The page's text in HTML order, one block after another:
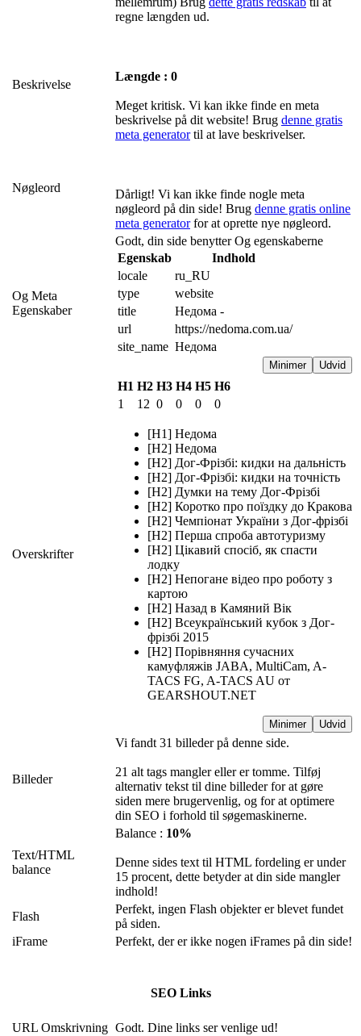
regne længden ud.
Beskrivelse
Længde : 0
Meget kritisk. Vi kan ikke finde en meta
beskrivelse på dit website! Brug denne gratis
meta generatortil at lave beskrivelser.
Nøgleord
Dårligt! Vi kan ikke finde nogle meta
nøgleord på din side! Brug denne gratis online
meta generatorfor at oprette nye nøgleord.
Og Meta
Egenskaber
Godt, din side benytter Og egenskaberne
Egenskab
Indhold
locale
ru_RU
type
website
title
Недома -
url
https://nedoma.com.ua/
site_name Недома
Udvid
Minimer
Overskrifter
H1 H2 H3 H4 H5 H6
1
12 0 0 0 0
[H1] Недома
[H2] Недома
[H2] Дог-Фрізбі: кидки на дальність
[H2] Дог-Фрізбі: кидки на точність
[H2] Думки на тему Дог-Фрізбі
[H2] Коротко про поїздку до Кракова
[H2] Чемпіонат України з Дог-фрізбі
[H2] Перша спроба автотуризму
[H2] Цікавий спосіб, як спасти
лодку
[H2] Непогане відео про роботу з
картою
[H2] Назад в Камяний Вік
[H2] Всеукраїнський кубок з Дог-
фрізбі 2015
[H2] Порівняння сучасних
камуфляжів JABA, MultiCam, A-
TACS FG, A-TACS AU от
GEARSHOUT.NET
Udvid
Minimer
Billeder
Vi fandt 31 billeder på denne side.
21 alt tags mangler eller er tomme. Tilføj
alternativ tekst til dine billeder for at gøre
siden mere brugervenlig, og for at optimere
din SEO i forhold til søgemaskinerne.
Text/HTML
balance
Balance : 10%
Denne sides text til HTML fordeling er under
15 procent, dette betyder at din side mangler
indhold!
Flash
Perfekt, ingen Flash objekter er blevet fundet
på siden.
iFrame
Perfekt, der er ikke nogen iFrames på din side!
SEO Links
URL Omskrivning Godt. Dine links ser venlige ud!